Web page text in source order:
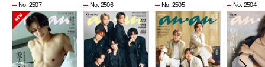
No. 2507 No. 2506 No. 2505 No. 2504